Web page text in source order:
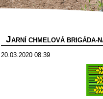
JARNÍ CHMELOVÁ BRIGÁDA-
20.03.2020 08:39